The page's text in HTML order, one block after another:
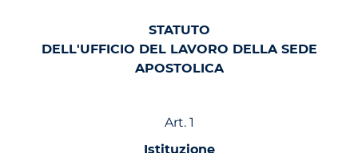
STATUTO
DELL'UFFICIO DEL LAVORO DELLA SEDE
APOSTOLICA
Art. 1
Istituzione